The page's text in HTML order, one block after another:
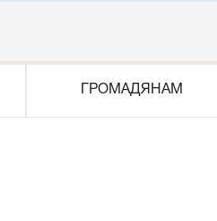
ГРОМАДЯНАМ